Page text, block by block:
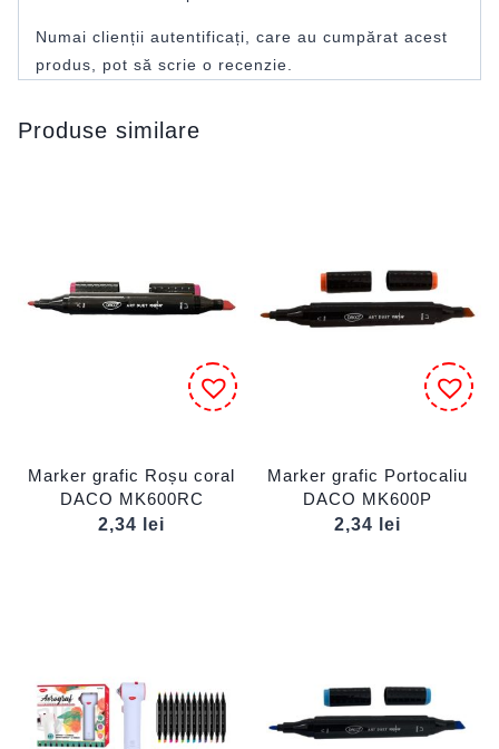
Numai clienții autentificați, care au cumpărat acest
produs, pot să scrie o recenzie.
Produse similare
Marker grafic Roșu coral
DACO MK600RC
2,34
lei
Marker grafic Portocaliu
DACO MK600P
2,34
lei